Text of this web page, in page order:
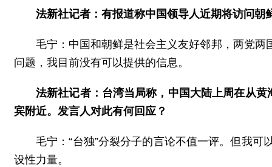
法新社记者：有报道称中国领导人近期将访问朝
毛宁：中国和朝鲜是社会主义友好邻邦，两党
问题，我目前没有可以提供的信息。
法新社记者：台湾当局称，中国大陆上周在从
宾附近。发言人对此有何回应？
毛宁：“台独”分裂分子的言论不值一评。但我
设性力量。